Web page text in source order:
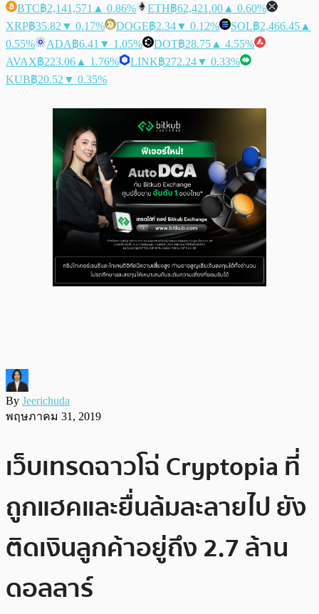
BTC฿2,141,571 ▲ 0.86% ETH฿62,421.00 ▲ 0.60%
XRP฿35.82 ▼ 0.17% DOGE฿2.34▼ 0.12% SOL฿2,466.45 ▲
0.55%
ADA฿6.41 ▼ 1.05% DOT฿28.75 ▲ 4.55%
AVAX฿223.06 ▲ 1.76% LINK฿272.24▼ 0.33%
KUB฿20.52 ▼ 0.35%
By Jeerichuda
พฤษภาคม 31, 2019
เว็บเทรดฉาวโฉ่ Cryptopia ที่
ถูกแฮคและยื่นล้มละลายไป ยัง
ติดเงินลูกค้าอยู่ถึง 2.7 ล้าน
ดอลลาร์